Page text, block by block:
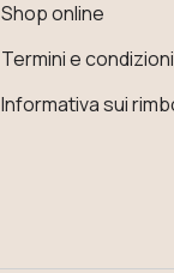
Shop online
Termini e
Informativa sui